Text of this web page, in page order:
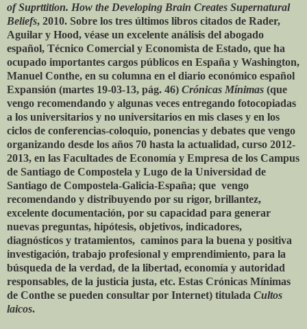
of Suprttition. How the Developing Brain Creates Supernatural
Beliefs, 2010. Sobre los tres últimos libros citados de Rader,
Aguilar y Hood, véase un excelente análisis del abogado
español, Técnico Comercial y Economista de Estado, que ha
ocupado importantes cargos públicos en España y Washington,
Manuel Conthe, en su columna en el diario económico español
Expansión (martes 19-03-13, pág. 46) Crónicas Mínimas (que
vengo recomendando y algunas veces entregando fotocopiadas
a los universitarios y no universitarios en mis clases y en los
ciclos de conferencias-coloquio, ponencias y debates que vengo
organizando desde los años 70 hasta la actualidad, curso 2012-
2013, en las Facultades de Economía y Empresa de los Campus
de Santiago de Compostela y Lugo de la Universidad de
Santiago de Compostela-Galicia-España; que vengo
recomendando y distribuyendo por su rigor, brillantez,
excelente documentación, por su capacidad para generar
nuevas preguntas, hipótesis, objetivos, indicadores,
diagnósticos y tratamientos, caminos para la buena y positiva
investigación, trabajo profesional y emprendimiento, para la
búsqueda de la verdad, de la libertad, economía y autoridad
responsables, de la justicia justa, etc. Estas Crónicas Mínimas
de Conthe se pueden consultar por Internet) titulada Cultos
laicos.